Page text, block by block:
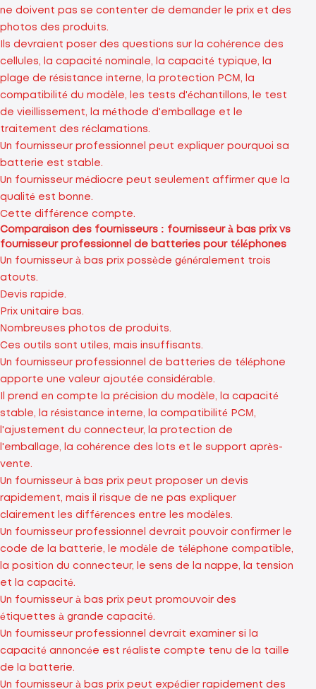
ne doivent pas se contenter de demander le prix et des
photos des produits.
Ils devraient poser des questions sur la cohérence des
cellules, la capacité nominale, la capacité typique, la
plage de résistance interne, la protection PCM, la
compatibilité du modèle, les tests d'échantillons, le test
de vieillissement, la méthode d'emballage et le
traitement des réclamations.
Un fournisseur professionnel peut expliquer pourquoi sa
batterie est stable.
Un fournisseur médiocre peut seulement affirmer que la
qualité est bonne.
Cette différence compte.
Comparaison des fournisseurs : fournisseur à bas prix vs
fournisseur professionnel de batteries pour téléphones
Un fournisseur à bas prix possède généralement trois
atouts.
Devis rapide.
Prix ​​unitaire bas.
Nombreuses photos de produits.
Ces outils sont utiles, mais insuffisants.
Un fournisseur professionnel de batteries de téléphone
apporte une valeur ajoutée considérable.
Il prend en compte la précision du modèle, la capacité
stable, la résistance interne, la compatibilité PCM,
l'ajustement du connecteur, la protection de
l'emballage, la cohérence des lots et le support après-
vente.
Un fournisseur à bas prix peut proposer un devis
rapidement, mais il risque de ne pas expliquer
clairement les différences entre les modèles.
Un fournisseur professionnel devrait pouvoir confirmer le
code de la batterie, le modèle de téléphone compatible,
la position du connecteur, le sens de la nappe, la tension
et la capacité.
Un fournisseur à bas prix peut promouvoir des
étiquettes à grande capacité.
Un fournisseur professionnel devrait examiner si la
capacité annoncée est réaliste compte tenu de la taille
de la batterie.
Un fournisseur à bas prix peut expédier rapidement des